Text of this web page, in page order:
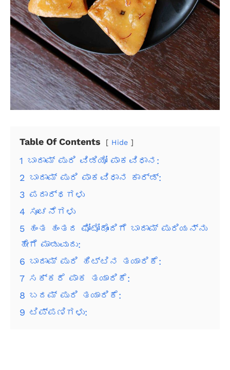
Table Of Contents Hide
1 ಬಾದಾಮ್ ಪುರಿ ವಿಡಿಯೋ ಪಾಕವಿಧಾನ:
2 ಬಾದಾಮ್ ಪುರಿ ಪಾಕವಿಧಾನ ಕಾರ್ಡ್:
3 ಪದಾರ್ಥಗಳು
4 ಸೂಚನೆಗಳು
5 ಹಂತ ಹಂತದ ಫೋಟೋದೊಂದಿಗೆ ಬಾದಾಮ್ ಪುರಿಯನ್ನು
ಹೇಗೆ ಮಾಡುವುದು:
6 ಬಾದಾಮ್ ಪುರಿ ಹಿಟ್ಟಿನ ತಯಾರಿಕೆ:
7 ಸಕ್ಕರೆ ಪಾಕ ತಯಾರಿಕೆ:
8 ಬದಮ್ ಪುರಿ ತಯಾರಿಕೆ:
9 ಟಿಪ್ಪಣಿಗಳು: